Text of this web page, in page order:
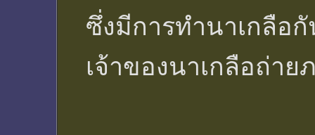
ซึ่งมีการทำนาเกลือ
เจ้าของนาเกลือถ่าย